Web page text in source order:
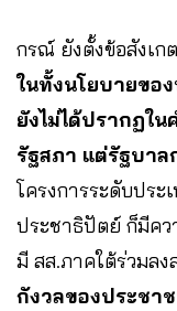
กรณ์ ยังตั้งข้อสังเก
ในทั้งนโยบายขอ
ยังไม่ได้ปรากฏใ
รัฐสภา แต่รัฐบา
โครงการระดับปร
ประชาธิปัตย์ ก็มีคว
มี สส.ภาคใต้ร่วมล
กังวลของประชา